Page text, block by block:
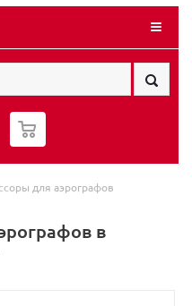
0
для аэрографов
в